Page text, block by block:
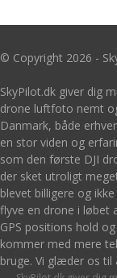
© Copyright 2026 -
SkyPilot.dk giver dig
drone luftfoto nemt
Danmark, både
en stor viden og
som den første DJI
der sket utroligt
blevet billigere og
flyve en drone i løbet
GPS positions hold
kommer med mere
bruge. Vi glæder os til